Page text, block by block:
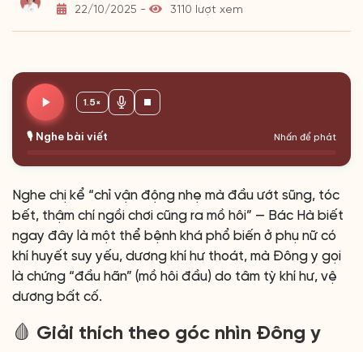
22/10/2025 -
3110 lượt xem
🎙️ Nghe bài viết Nhấn để phát
1.5×
Nghe chị kể “chỉ vận động nhẹ mà đầu ướt sũng, tóc
bết, thậm chí ngồi chơi cũng ra mồ hôi” — Bác Hà biết
ngay đây là một thể bệnh khá phổ biến ở phụ nữ có
khí huyết suy yếu, dương khí hư thoát, mà Đông y gọi
là chứng “đầu hãn” (mồ hôi đầu) do tâm tỳ khí hư, vệ
dương bất cố.
🩸 Giải thích theo góc nhìn Đông y